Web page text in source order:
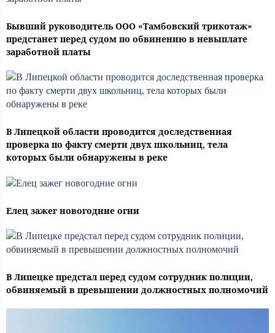
Бывший руководитель ООО «Тамбовский трикотаж»
предстанет перед судом по обвинению в невыплате
заработной платы
В Липецкой области проводится доследственная
проверка по факту смерти двух школьниц, тела
которых были обнаружены в реке
Елец зажег новогодние огни
В Липецке предстал перед судом сотрудник полиции,
обвиняемый в превышении должностных полномочий